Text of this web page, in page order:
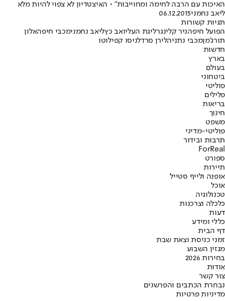
האיכות עם הרבה לחימה ומחוייבות" • האיצטדיון לא צפוי להיות מלא
ליאב נחמני06.12.2015
תגיות קשורות
הפועל חיפהניר קלינגרליגת העליואב כץליאב נחמנימכבי חיפהאלון
תורג'מןמכבי נתניהלירן סרדלניסו קפילוטו
חדשות
בארץ
בעולם
ביטחוני
פוליטי
פלילים
בריאות
חינוך
משפט
פוליטי-מדיני
תרבות ובידור
ForReal
ספורט
תיירות
אופנה ולייף סטייל
אוכל
טכנולוגיה
כלכלה וצרכנות
דעות
כללי ומידע
דף הבית
זמני כניסת וצאת שבת
מגזין השבוע
בחירות 2026
אודות
צור קשר
נבחרת הכתבים והפרשנים
מדיניות פרטיות